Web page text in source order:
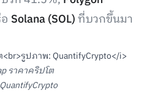
Solana (SOL)ที่บวกขึ้นมา
ราคาคริปโต